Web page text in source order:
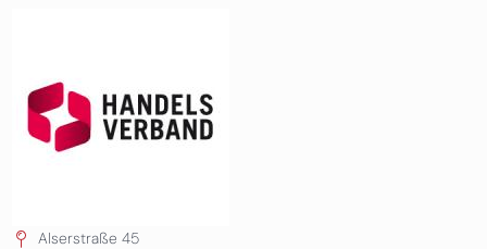
Alserstraße 45